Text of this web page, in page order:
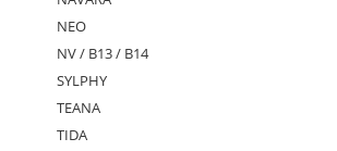
NEO
NV / B13 / B14
SYLPHY
TEANA
TIDA